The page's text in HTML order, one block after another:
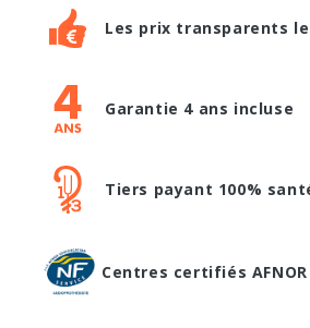
Les prix transparents
Garantie 4 ans incluse
Tiers payant 100%
Centres certifiés AFNOR